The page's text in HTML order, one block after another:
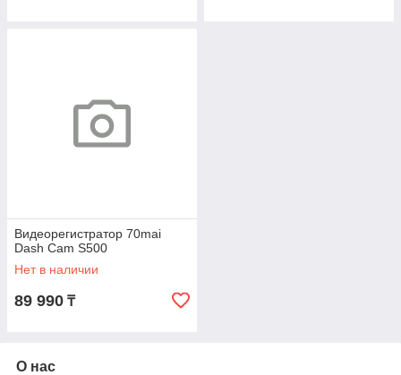
Видеорегистратор 70mai
Dash Cam S500
Нет в наличии
89 990 ₸
О нас